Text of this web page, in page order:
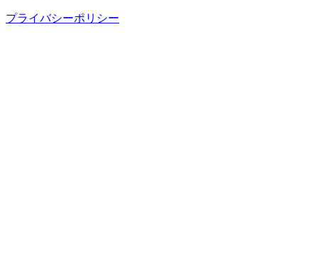
プライバシーポリシー